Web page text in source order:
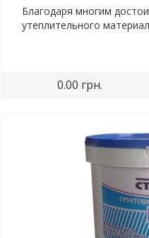
Благодаря многим
утеплительного
0.00 грн.